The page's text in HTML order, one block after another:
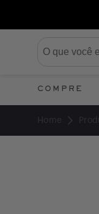
COMPRE
Home